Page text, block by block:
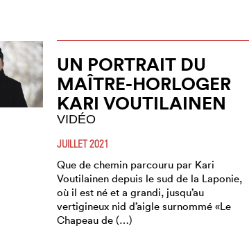
UN PORTRAIT DU
MAÎTRE-HORLOGER
KARI VOUTILAINEN
VIDÉO
JUILLET 2021
Que de chemin parcouru par Kari
Voutilainen depuis le sud de la Laponie,
où il est né et a grandi, jusqu’au
vertigineux nid d’aigle surnommé «Le
Chapeau de (…)